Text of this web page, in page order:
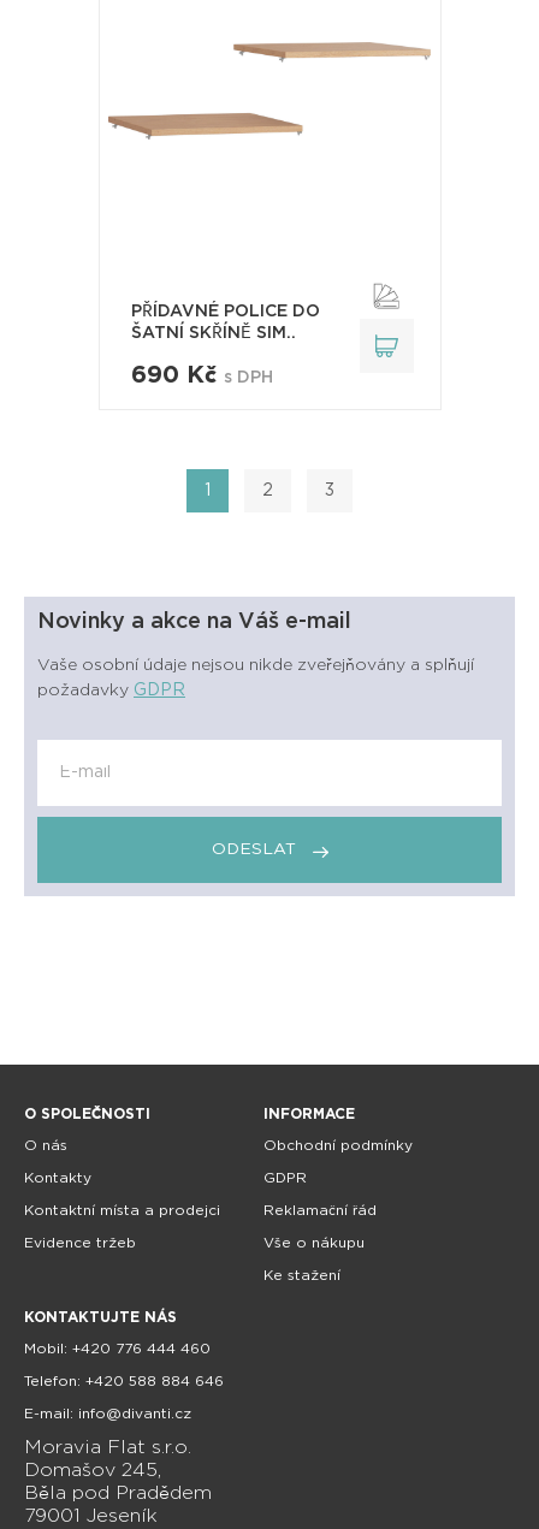
PŘÍDAVNÉ POLICE DO
ŠATNÍ SKŘÍNĚ SIM..
690 Kč s DPH
2 3
Novinky a akce na Váš e-mail
Vaše osobní údaje nejsou nikde zveřejňovány a splňují
požadavky GDPR
ODESLAT
O SPOLEČNOSTI
O nás
Kontakty
Kontaktní místa a prodejci
Evidence tržeb
INFORMACE
Obchodní podmínky
GDPR
Reklamační řád
Vše o nákupu
Ke stažení
KONTAKTUJTE NÁS
Mobil: +420 776 444 460
Telefon: +420 588 884 646
E-mail: info@divanti.cz
Moravia Flat s.r.o.
Domašov 245,
Běla pod Pradědem
79001 Jeseník